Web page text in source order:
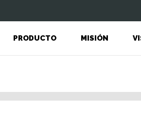
PRODUCTO MISIÓN